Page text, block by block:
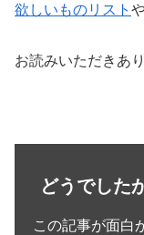
欲しいものリスト
お読みいただきあ
どうでした
この記事が面白